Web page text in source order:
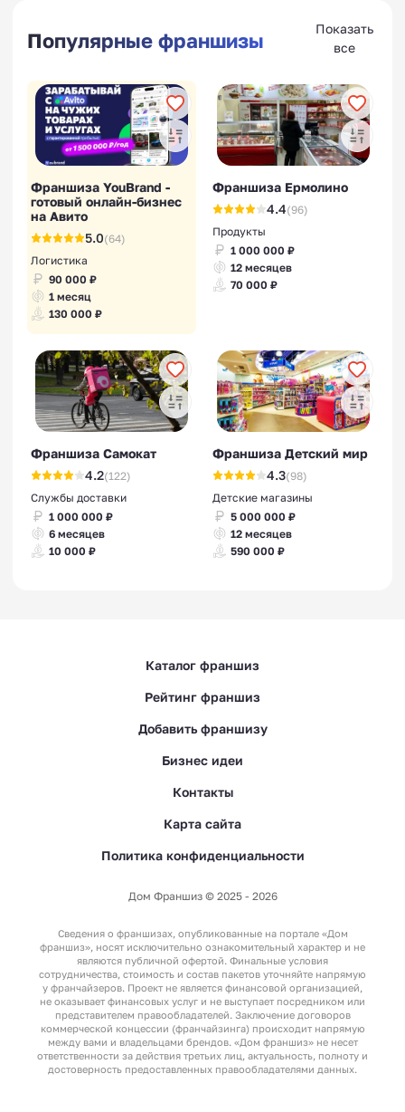
клиник
Медицинские франшизы
Популярные франшизы
Показать
все
Франшиза YouBrand -
готовый онлайн-бизнес
на Авито
5.0(64)
Логистика
90 000 ₽
1 месяц
130 000 ₽
Франшиза Ермолино
4.4(96)
Продукты
1 000 000 ₽
12 месяцев
70 000 ₽
Франшиза Самокат
4.2(122)
Службы доставки
1 000 000 ₽
6 месяцев
10 000 ₽
Франшиза Детский мир
4.3(98)
Детские магазины
5 000 000 ₽
12 месяцев
590 000 ₽
Каталог франшиз
Рейтинг франшиз
Добавить франшизу
Бизнес идеи
Контакты
Карта сайта
Политика конфиденциальности
Дом Франшиз © 2025 - 2026